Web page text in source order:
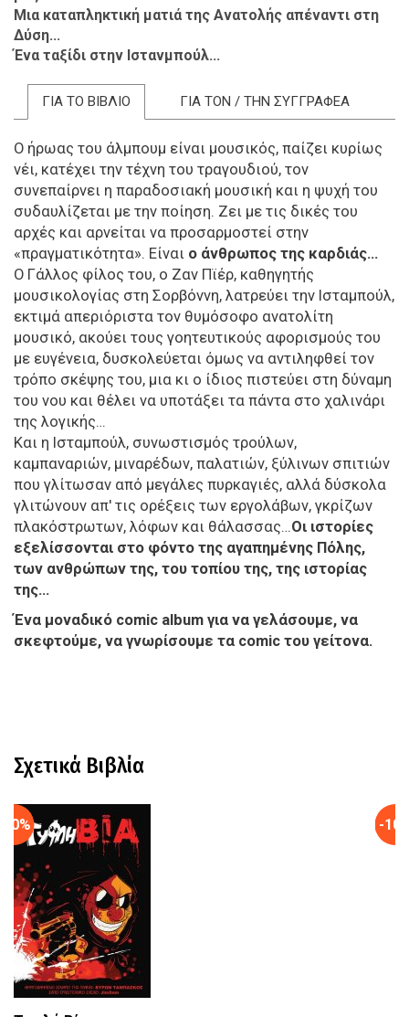
Μια καταπληκτική ματιά της Ανατολής απέναντι στη
Δύση...
Ένα ταξίδι στην Ιστανμπούλ...
ΓΙΑ ΤΟ ΒΙΒΛΙΟ ΓΙΑ ΤΟΝ / ΤΗΝ ΣΥΓΓΡΑΦΕΑ
Ο ήρωας του άλμπουμ είναι μουσικός, παίζει κυρίως
νέι, κατέχει την τέχνη του τραγουδιού, τον
συνεπαίρνει η παραδοσιακή μουσική και η ψυχή του
συδαυλίζεται με την ποίηση. Ζει με τις δικές του
αρχές και αρνείται να προσαρμοστεί στην
«πραγματικότητα». Είναι ο άνθρωπος της καρδιάς...
Ο Γάλλος φίλος του, ο Ζαν Πϊέρ, καθηγητής
μουσικολογίας στη Σορβόννη, λατρεύει την Ισταμπούλ,
εκτιμά απεριόριστα τον θυμόσοφο ανατολίτη
μουσικό, ακούει τους γοητευτικούς αφορισμούς του
με ευγένεια, δυσκολεύεται όμως να αντιληφθεί τον
τρόπο σκέψης του, μια κι ο ίδιος πιστεύει στη δύναμη
του νου και θέλει να υποτάξει τα πάντα στο χαλινάρι
της λογικής…
Και η Ισταμπούλ, συνωστισμός τρούλων,
καμπαναριών, μιναρέδων, παλατιών, ξύλινων σπιτιών
που γλίτωσαν από μεγάλες πυρκαγιές, αλλά δύσκολα
γλιτώνουν απ' τις ορέξεις των εργολάβων, γκρίζων
πλακόστρωτων, λόφων και θάλασσας…Οι ιστορίες
εξελίσσονται στο φόντο της αγαπημένης Πόλης,
των ανθρώπων της, του τοπίου της, της ιστορίας
της…
Ένα μοναδικό comic album για να γελάσουμε, να
σκεφτούμε, να γνωρίσουμε τα comic του γείτονα.
Σχετικά Βιβλία
-